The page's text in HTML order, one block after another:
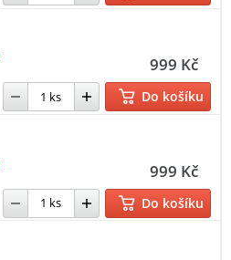
999 Kč
Do košíku
999 Kč
Do košíku